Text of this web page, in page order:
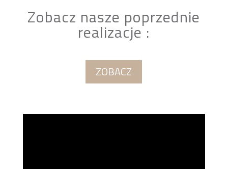
Zobacz nasze poprzednie
realizacje :
ZOBACZ